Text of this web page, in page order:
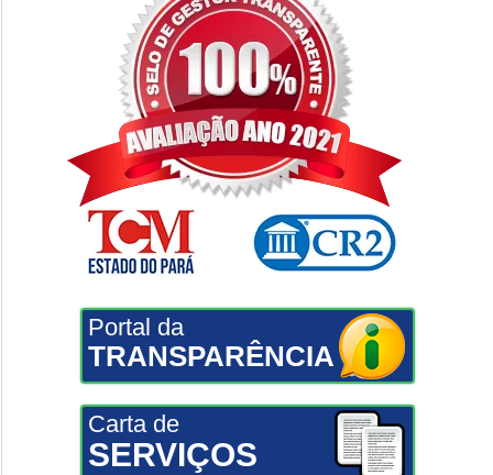
Portal da
TRANSPARÊNCIA
Carta de
SERVIÇOS